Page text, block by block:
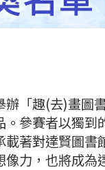
「趣(去)畫
參賽者以獨
著對達賢圖
力，也將成為